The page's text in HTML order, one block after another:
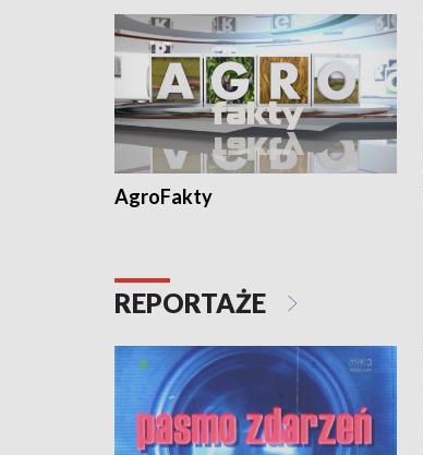
AgroFakty
REPORTAŻE